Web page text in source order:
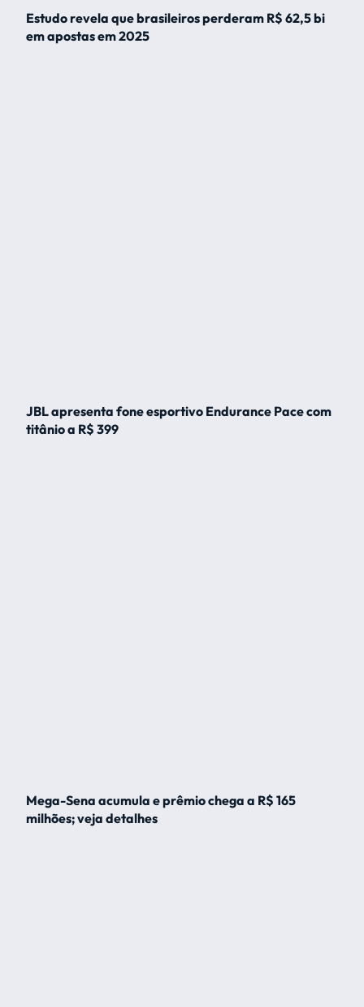
Estudo revela que brasileiros perderam R$ 62,5 bi
em apostas em 2025
JBL apresenta fone esportivo Endurance Pace com
titânio a R$ 399
Mega-Sena acumula e prêmio chega a R$ 165
milhões; veja detalhes